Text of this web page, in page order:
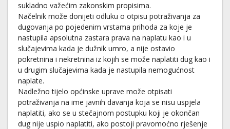
sukladno važećim zakonskim propisima.
Načelnik može donijeti odluku o otpisu potraživanja za
dugovanja po pojedenim vrstama prihoda za koje je
nastupila apsolutna zastara prava na naplatu kao i u
slučajevima kada je dužnik umro, a nije ostavio
pokretnina i nekretnina iz kojih se može naplatiti dug kao i
u drugim slučajevima kada je nastupila nemogućnost
naplate.
Nadležno tijelo općinske uprave može otpisati
potraživanja na ime javnih davanja koja se nisu uspjela
naplatiti, ako se u stečajnom postupku koji je okončan
dug nije uspio naplatiti, ako postoji pravomoćno rješenje